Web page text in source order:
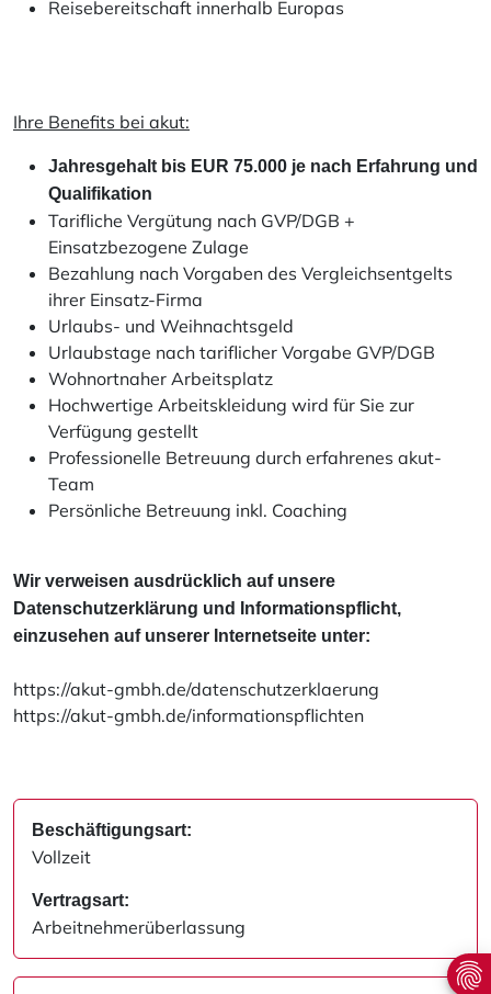
Reisebereitschaft innerhalb Europas
Ihre Benefits bei akut:
Jahresgehalt bis EUR 75.000 je nach Erfahrung und
Qualifikation
Tarifliche Vergütung nach GVP/DGB +
Einsatzbezogene Zulage
Bezahlung nach Vorgaben des Vergleichsentgelts
ihrer Einsatz-Firma
Urlaubs- und Weihnachtsgeld
Urlaubstage nach tariflicher Vorgabe GVP/DGB
Wohnortnaher Arbeitsplatz
Hochwertige Arbeitskleidung wird für Sie zur
Verfügung gestellt
Professionelle Betreuung durch erfahrenes akut-
Team
Persönliche Betreuung inkl. Coaching
Wir verweisen ausdrücklich auf unsere
Datenschutzerklärung und Informationspflicht,
einzusehen auf unserer Internetseite unter:
https://akut-gmbh.de/datenschutzerklaerung
https://akut-gmbh.de/informationspflichten
Beschäftigungsart:
Vollzeit
Vertragsart:
Arbeitnehmerüberlassung